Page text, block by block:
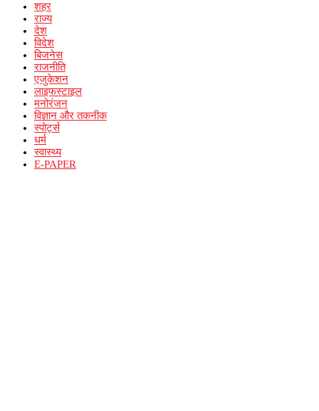
शहर
राज्य
देश
विदेश
बिजनेस
राजनीति
एजुकेशन
लाइफस्टाइल
मनोरंजन
विज्ञान और तकनीक
स्पोर्ट्स
धर्म
स्वास्थ्य
E-PAPER